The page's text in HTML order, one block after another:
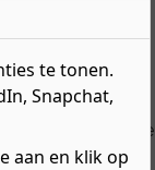
jou! Op deze
verder.
te tonen.
Snapchat,
aan en klik op